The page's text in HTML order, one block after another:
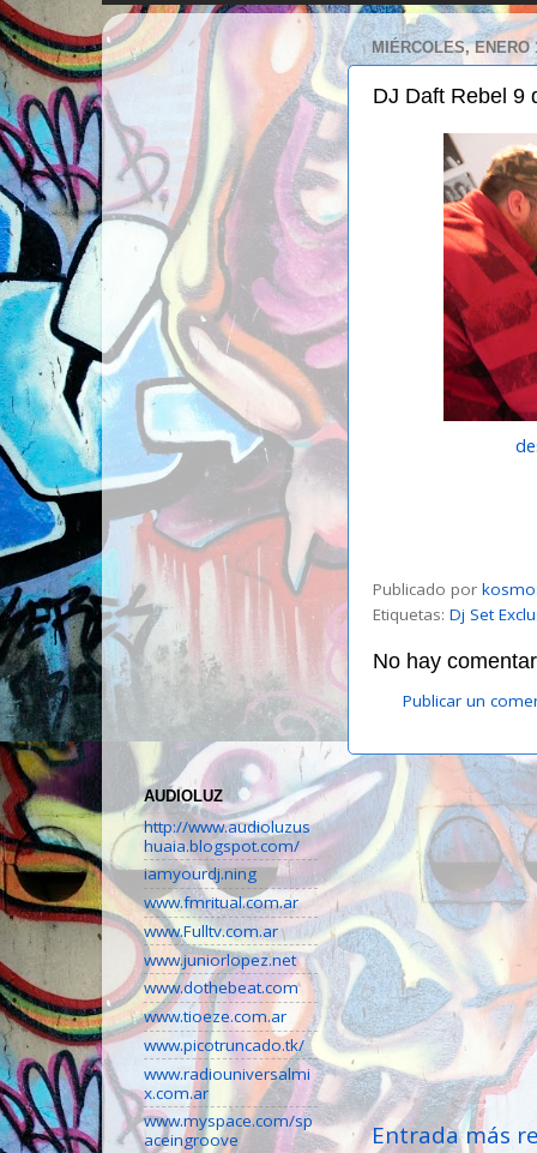
MIÉRCOLES, ENERO
DJ Daft Rebel 9
Publicado por
Etiquetas: Dj Set
No hay
Publicar un
Entrada más
AUDIOLUZ
http://www.audioluzus
huaia.blogspot.com/
iamyourdj.ning
www.fmritual.com.ar
www.Fulltv.com.ar
www.juniorlopez.net
www.dothebeat.com
www.tioeze.com.ar
www.picotruncado.tk/
www.radiouniversalmi
x.com.ar
www.myspace.com/sp
aceingroove